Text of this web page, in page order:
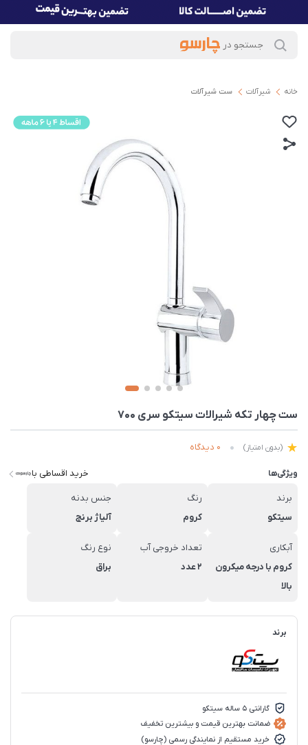
خانه شیرآلات ست شیرآلات
ست چهار تکه شیرالات سیتکو سری 700
(بدون امتیاز) 0 دیدگاه
ویژگی‌ها خرید اقساطی با
برند
سیتکو
رنگ
کروم
جنس بدنه
آلیاژ برنج
آبکاری
کروم با درجه میکرون
بالا
تعداد خروجی آب
2 عدد
نوع رنگ
براق
برند
گارانتی 5 ساله سیتکو
ضمانت بهترین قیمت و بیشترین تخفیف
خرید مستقیم از نمایندگی رسمی (چارسو)